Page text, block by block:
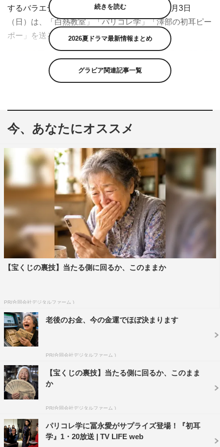
するバラエティ『林先生が驚く 初耳学！』。2月3日
（日）は、「白熱教室」「パリコレ学」「澤部の初耳ピー
ポー」を送る。
「白熱教室」では、先日ある雑誌に掲載された“親と先生
の本音”をテーマに書かれた特集記事を題材に、教育現場
の現実について林先生が熱弁。“親と先生の9割が「学校が
不自由」”という驚きのデータの裏でどんなことが起きて
いるのかを紹介する。6割が過労死ラインを超え、世界一
り巻く現実から見えてくる、今の学校の不自由さの原因と
はいったい何なのか？
「アンミカ先生が教えるパリコレ学」では、パリ、ミラ
ノ、ニューヨークなど世界中のコレクションに出演し世界
を魅了してきた冨永愛が学院生たちの前でポージングを披
露する。憧れのトップモデルが放つ魅力と存在感に圧倒さ
れる学院生たち。さらに、19歳でパリコレでビューを果た
としての地位を守り続けてきた冨永のこれまでの歩みを紹
介する。
続きを読む
2026夏ドラマ最新情報まとめ
グラビア関連記事一覧
今、あなたにオススメ
【宝くじの裏技】当たる側に回るか、このままか
PR(合同会社デジタルファーム )
老後のお金、今の金運でほぼ決まります
PR(合同会社デジタルファーム )
【宝くじの裏技】当たる側に回るか、このまま
か
PR(合同会社デジタルファーム )
パリコレ学に冨永愛がサプライズ登場！『初耳
学』1・20放送 | TV LIFE web